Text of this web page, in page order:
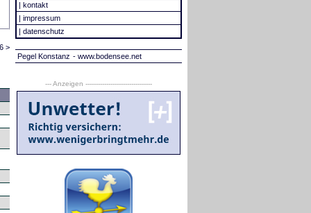
>
| kontakt
| impressum
| datenschutz
Pegel Konstanz - www.bodensee.net
--- Anzeigen --------------------------------